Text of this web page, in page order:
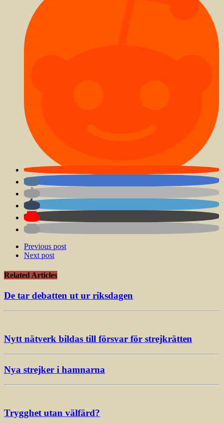
Previous post
Related Articles
De tar debatten ut ur riksdagen
Nytt nätverk bildas till försvar för strejkrätten
Nya strejker i hamnarna
Trygghet utan välfärd?